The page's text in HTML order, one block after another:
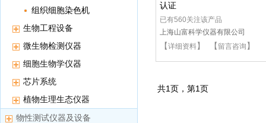
组织细胞染色机
生物工程设备
微生物检测仪器
细胞生物学仪器
芯片系统
植物生理生态仪器
物性测试仪器及设备
认证
已有560关注该产品
上海山富科学仪器有限公司
【详细资料】 【 留言咨询 】
共1页，第1页